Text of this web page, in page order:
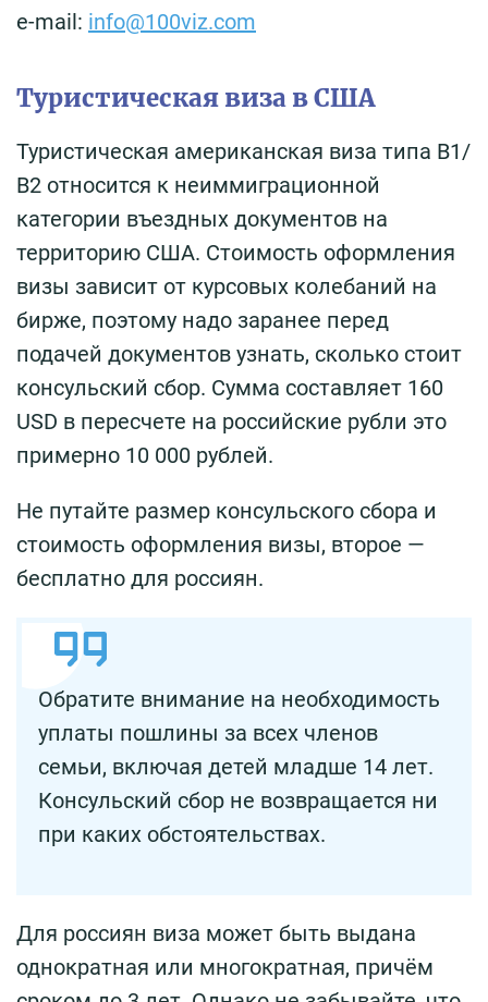
e-mail: info@100viz.com
Туристическая виза в США
Туристическая американская виза типа В1/
В2 относится к неиммиграционной
категории въездных документов на
территорию США. Стоимость оформления
визы зависит от курсовых колебаний на
бирже, поэтому надо заранее перед
подачей документов узнать, сколько стоит
консульский сбор. Сумма составляет 160
USD в пересчете на российские рубли это
примерно 10 000 рублей.
Не путайте размер консульского сбора и
стоимость оформления визы, второе —
бесплатно для россиян.
Обратите внимание на необходимость
уплаты пошлины за всех членов
семьи, включая детей младше 14 лет.
Консульский сбор не возвращается ни
при каких обстоятельствах.
Для россиян виза может быть выдана
однократная или многократная, причём